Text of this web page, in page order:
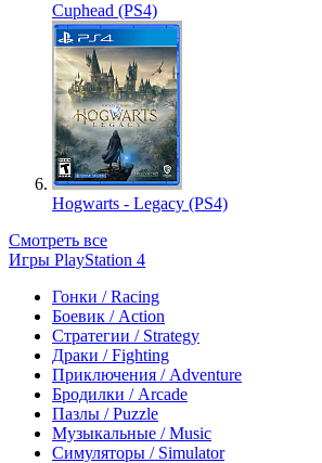
Cuphead (PS4)
Hogwarts - Legacy (PS4)
Смотреть все
Игры PlayStation 4
Гонки / Racing
Боевик / Action
Стратегии / Strategy
Драки / Fighting
Приключения / Adventure
Бродилки / Arcade
Пазлы / Puzzle
Музыкальные / Music
Симуляторы / Simulator